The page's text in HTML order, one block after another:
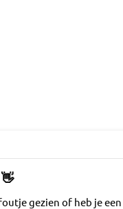
👋
gezien of heb je een